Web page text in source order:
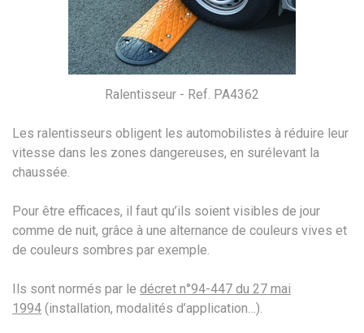
Ralentisseur - Ref. PA4362
Les ralentisseurs obligent les automobilistes à réduire leur
vitesse dans les zones dangereuses, en surélevant la
chaussée.
Pour être efficaces, il faut qu’ils soient visibles de jour
comme de nuit, grâce à une alternance de couleurs vives et
de couleurs sombres par exemple.
Ils sont normés par le décret n°94-447 du 27 mai
1994 (installation, modalités d’application…).